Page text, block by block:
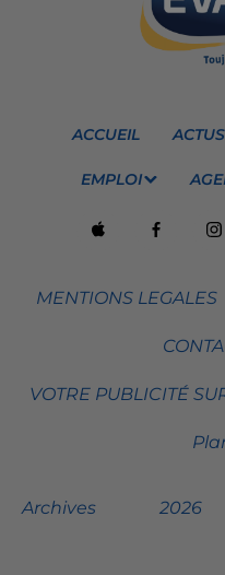
ACCUEIL
EMPLOI
MENTIONS LEGALES
VOTRE PUBLICITÉ
Archives 2026